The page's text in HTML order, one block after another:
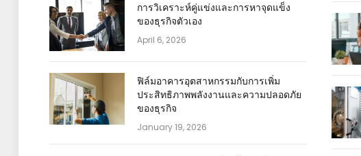
การวิเคราะห์คู่แข่งและการหาจุดแข็ง
ของธุรกิจตัวเอง
April 6, 2026
ฟิล์มอาคารอุตสาหกรรมกับการเพิ่ม
ประสิทธิภาพพลังงานและความปลอดภัย
ของธุรกิจ
January 19, 2026